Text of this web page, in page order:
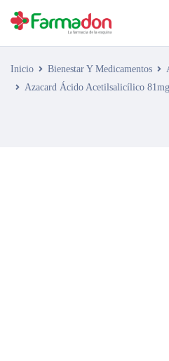
Inicio Bienestar Y Medicamentos
Azacard Ácido Acetilsalicílico